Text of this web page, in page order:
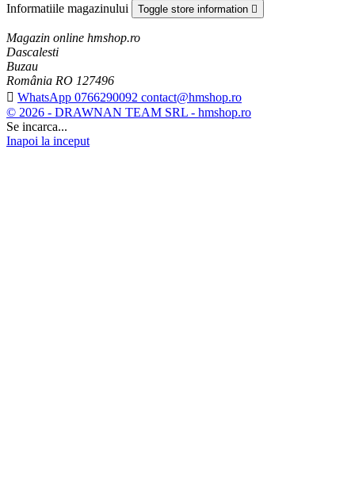
Informatiile magazinului Toggle store information 
Magazin online hmshop.ro
Dascalesti
Buzau
România RO 127496
 WhatsApp 0766290092 contact@hmshop.ro
© 2026 - DRAWNAN TEAM SRL - hmshop.ro
Se incarca...
Inapoi la inceput